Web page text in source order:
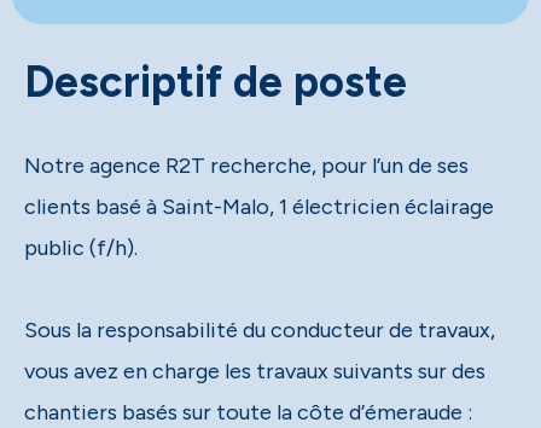
Descriptif de poste
Notre agence R2T recherche, pour l’un de ses
clients basé à Saint-Malo, 1 électricien éclairage
public (f/h).
Sous la responsabilité du conducteur de travaux,
vous avez en charge les travaux suivants sur des
chantiers basés sur toute la côte d’émeraude :